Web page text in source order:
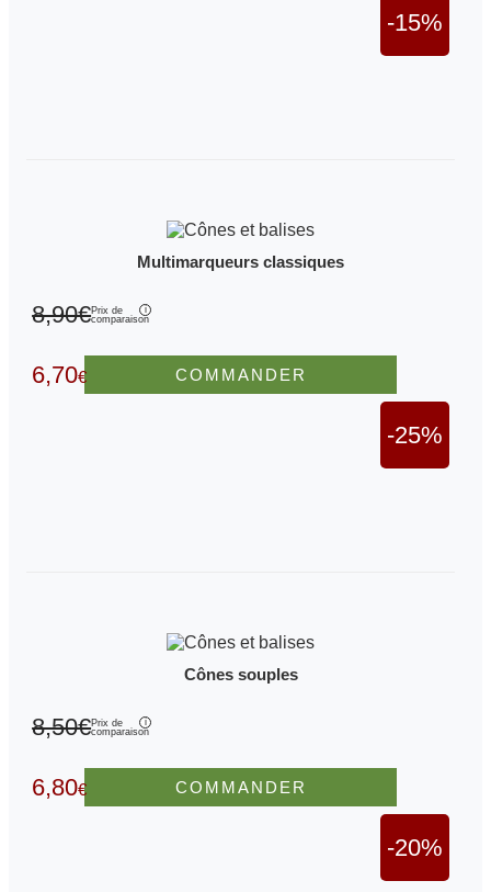
-15%
Multimarqueurs classiques
8,90€Prix de
comparaison
6,70€
-25%
COMMANDER
Cônes souples
8,50€Prix de
comparaison
6,80€
-20%
COMMANDER